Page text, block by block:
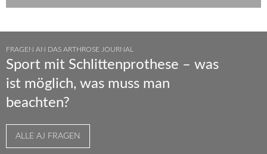
FRAGEN AN DAS ARTHROSE JOURNAL
Sport mit Schlittenprothese – was
ist möglich, was muss man
beachten?
ALLE AJ FRAGEN